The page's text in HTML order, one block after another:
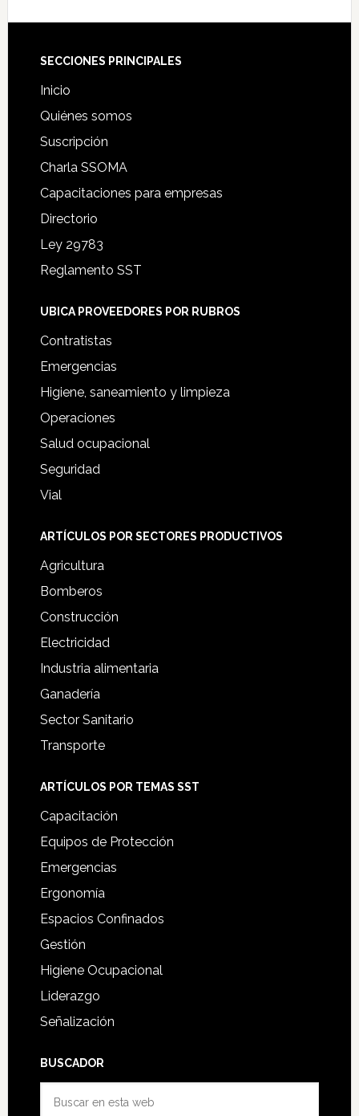
Footer
SECCIONES PRINCIPALES
Inicio
Quiénes somos
Suscripción
Charla SSOMA
Capacitaciones para empresas
Directorio
Ley 29783
Reglamento SST
UBICA PROVEEDORES POR RUBROS
Contratistas
Emergencias
Higiene, saneamiento y limpieza
Operaciones
Salud ocupacional
Seguridad
Vial
ARTÍCULOS POR SECTORES PRODUCTIVOS
Agricultura
Bomberos
Construcción
Electricidad
Industria alimentaria
Ganadería
Sector Sanitario
Transporte
ARTÍCULOS POR TEMAS SST
Capacitación
Equipos de Protección
Emergencias
Ergonomía
Espacios Confinados
Gestión
Higiene Ocupacional
Liderazgo
Señalización
BUSCADOR